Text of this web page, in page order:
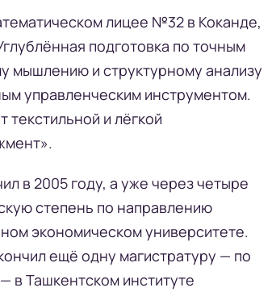
лицее №32 в Коканде,
подготовка по точным
мышлению и структурному анализу
управленческим инструментом.
текстильной и лёгкой
в 2005 году, а уже через четыре
степень по направлению
экономическом университете.
ещё одну магистратуру — по
в Ташкентском институте